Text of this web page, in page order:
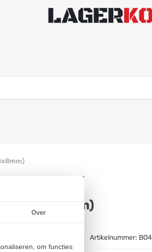
Over
om functies
(12x28x8mm)
Artikelnummer: